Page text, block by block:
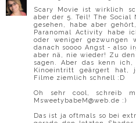
Scary Movie ist wirklich
aber der 5. Teil! The
gesehen, habe aber
Paranomal Activity habe
oder weniger gezwungen
danach soooo Angst - also
aber nä, nie wieder! Zu
sagen. Aber das kenn
Kinoeintritt geärgert hat,
Filme ziemlich schnell :D
Oh sehr cool, schreib
MsweetybabeM@web.de :)
Das ist ja oftmals so bei